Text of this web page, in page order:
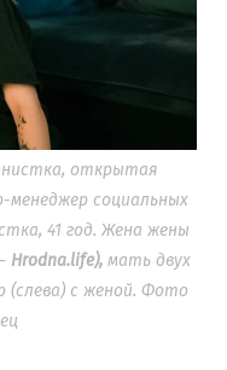
открытая
менеджер социальных
41 год. Жена жены
Hrodna.life), мать двух
(слева) с женой. Фото